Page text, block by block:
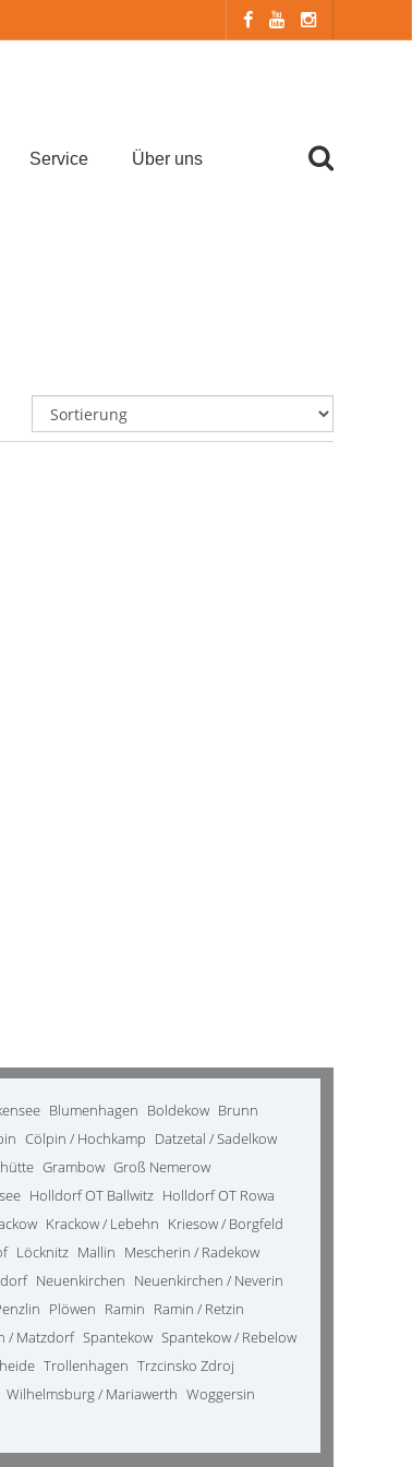
Service Über uns
Blumenhagen Boldekow Brunn
Cölpin / Hochkamp Datzetal / Sadelkow
Grambow Groß Nemerow
Holldorf OT Ballwitz Holldorf OT Rowa
Krackow / Lebehn Kriesow / Borgfeld
Löcknitz Mallin Mescherin / Radekow
Neuenkirchen Neuenkirchen / Neverin
Plöwen Ramin Ramin / Retzin
/ Matzdorf Spantekow Spantekow / Rebelow
Trollenhagen Trzcinsko Zdroj
Wilhelmsburg / Mariawerth Woggersin